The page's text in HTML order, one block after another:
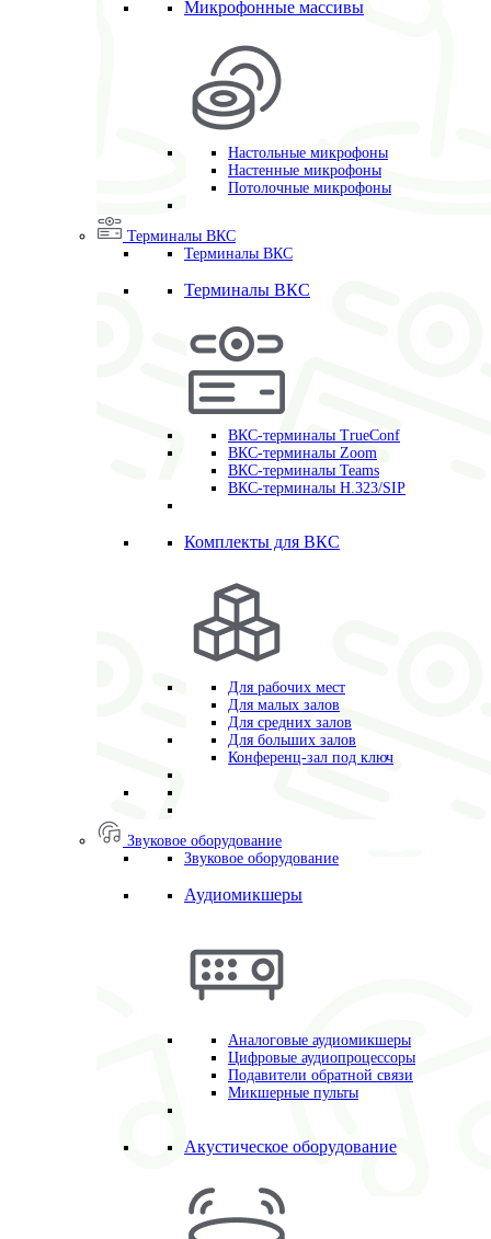
Микрофонные массивы
Настольные микрофоны
Настенные микрофоны
Потолочные микрофоны
Терминалы ВКС
Терминалы ВКС
Терминалы ВКС
ВКС-терминалы TrueConf
ВКС-терминалы Zoom
ВКС-терминалы Teams
ВКС-терминалы H.323/SIP
Комплекты для ВКС
Для рабочих мест
Для малых залов
Для средних залов
Для больших залов
Конференц-зал под ключ
Звуковое оборудование
Звуковое оборудование
Аудиомикшеры
Аналоговые аудиомикшеры
Цифровые аудиопроцессоры
Подавители обратной связи
Микшерные пульты
Акустическое оборудование